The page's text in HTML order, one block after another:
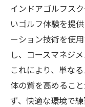
インドアゴルフス
いゴルフ体験を提
ーション技術を使
し、コースマネジ
これにより、単な
体の質を高めるこ
ず、快適な環境で